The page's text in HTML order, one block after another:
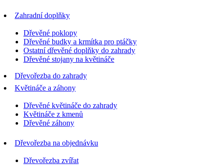
Zahradní doplňky
Dřevěné poklopy
Dřevěné budky a krmítka pro ptáčky
Ostatní dřevěné doplňky do zahrady
Dřevěné stojany na květináče
Dřevořezba do zahrady
Květináče a záhony
Dřevěné květináče do zahrady
Květináče z kmenů
Dřevěné záhony
Dřevořezba na objednávku
Dřevořezba zvířat